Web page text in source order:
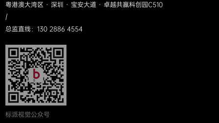
粤港澳大湾区 · 深圳 · 宝安大道 · 卓越共赢科创园C510
/
总监直线：130 2886 4554
标派视觉公众号